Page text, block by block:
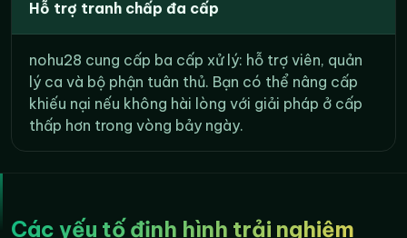
Hỗ trợ tranh chấp đa cấp
nohu28 cung cấp ba cấp xử lý: hỗ trợ viên, quản
lý ca và bộ phận tuân thủ. Bạn có thể nâng cấp
khiếu nại nếu không hài lòng với giải pháp ở cấp
thấp hơn trong vòng bảy ngày.
Các yếu tố định hình trải nghiệm